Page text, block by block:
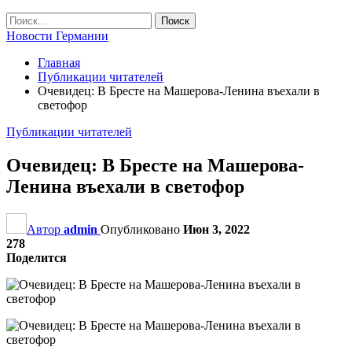
Новости Германии
Главная
Публикации читателей
Очевидец: В Бресте на Машерова-Ленина въехали в
светофор
Публикации читателей
Очевидец: В Бресте на Машерова-
Ленина въехали в светофор
Автор admin Опубликовано Июн 3, 2022
278
Поделится